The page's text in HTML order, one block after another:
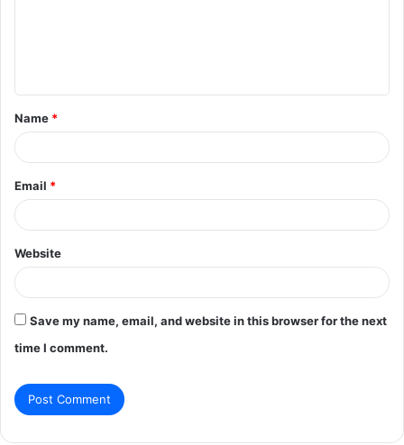
t
*
Name *
Email *
Website
Save my name, email, and website in this browser for the next
time I comment.